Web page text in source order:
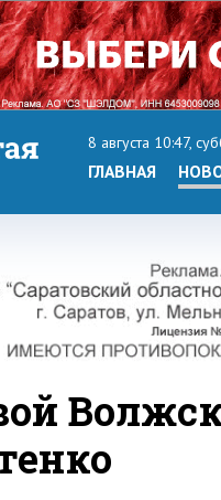
8 августа 10:47,
ГЛАВНАЯ